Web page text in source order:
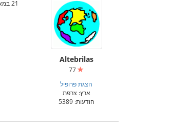
Altebrilas
הצגת פרופיל
ארץ: צרפת
הודעות: 5389
21 במאי 2026, 12:08:07